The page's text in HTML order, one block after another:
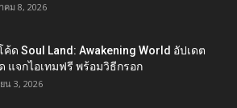
คม 8, 2026
ค้ด Soul Land: Awakening World อัปเดต
แจกไอเทมฟรี พร้อมวิธีกรอก
น 3, 2026